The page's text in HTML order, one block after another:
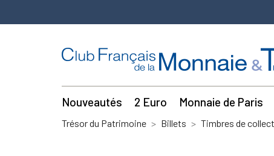
Nouveautés 2 Euro Monnaie de Paris
Trésor du Patrimoine Billets Timbres de